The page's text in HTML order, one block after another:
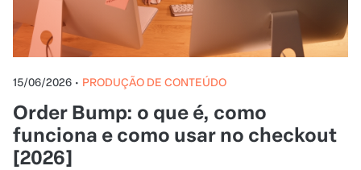
15/06/2026 • PRODUÇÃO DE CONTEÚDO
Order Bump: o que é, como
funciona e como usar no checkout
[2026]